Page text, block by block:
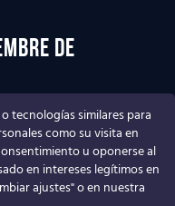
de
de
tecnologías similares para
como su visita en
u oponerse al
en intereses legítimos en
ajustes" o en nuestra